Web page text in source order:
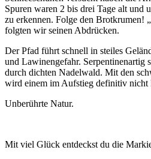
Spuren waren 2 bis drei Tage alt und
zu erkennen. Folge den Brotkrumen!
folgten wir seinen Abdrücken.
Der Pfad führt schnell in steiles
und Lawinengefahr. Serpentinenartig
durch dichten Nadelwald. Mit den
wird einem im Aufstieg definitiv nicht
Unberührte Natur.
Mit viel Glück entdeckst du die